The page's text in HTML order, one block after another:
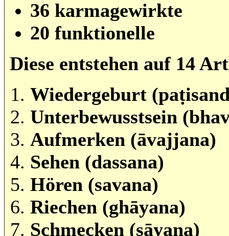
36 karmagewirkte
20 funktionelle
Diese entstehen auf 14
Wiedergeburt
Unterbewusstsein
Aufmerken (āvajjana)
Sehen (dassana)
Hören (savana)
Riechen (ghāyana)
Schmecken (sāyana)